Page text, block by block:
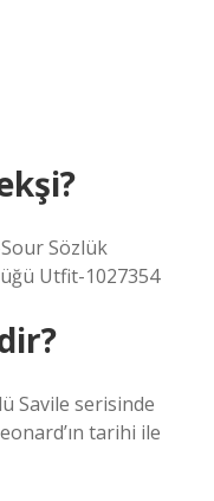
Sözlük
Utfit-1027354
Savile serisinde
tarihi ile